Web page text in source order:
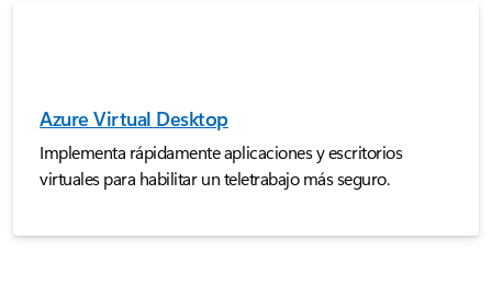
Azure Virtual Desktop
Implementa rápidamente aplicaciones y escritorios
virtuales para habilitar un teletrabajo más seguro.